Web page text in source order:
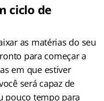
ciclo de
as matérias do seu
para começar a
em que estiver
será capaz de
pouco tempo para